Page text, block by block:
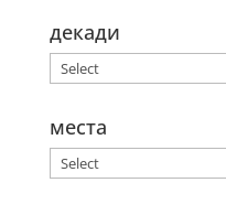
декади
места